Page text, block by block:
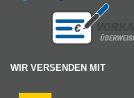
WIR VERSENDEN MIT